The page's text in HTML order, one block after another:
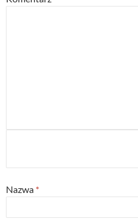
Nazwa *